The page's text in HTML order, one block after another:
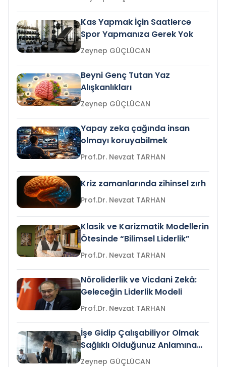
Kas Yapmak İçin Saatlerce
Spor Yapmanıza Gerek Yok
Zeynep GÜÇLÜCAN
Beyni Genç Tutan Yaz
Alışkanlıkları
Zeynep GÜÇLÜCAN
Yapay zeka çağında insan
olmayı koruyabilmek
Prof.Dr. Nevzat TARHAN
Kriz zamanlarında zihinsel zırh
Prof.Dr. Nevzat TARHAN
Klasik ve Karizmatik Modellerin
Ötesinde “Bilimsel Liderlik”
Prof.Dr. Nevzat TARHAN
Nöroliderlik ve Vicdani Zekâ:
Geleceğin Liderlik Modeli
Prof.Dr. Nevzat TARHAN
İşe Gidip Çalışabiliyor Olmak
Sağlıklı Olduğunuz Anlamına
Gelir mi?Zeynep GÜÇLÜCAN